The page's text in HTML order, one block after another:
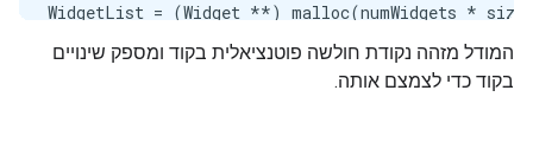
WidgetList = (Widget **) malloc(numWidgets *
", WidgetList);
for (i = 0; i < numWidgets; i++) {
המודל מזהה נקודת חולשה פוטנציאלית בקוד ומספק שינויים
בקוד כדי לצמצם אותה.